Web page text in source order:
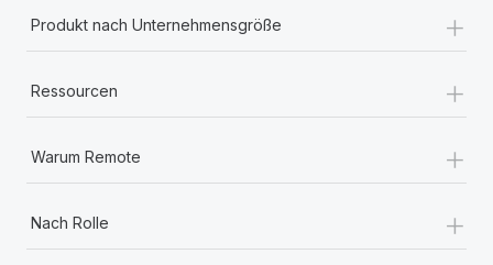
Produkt nach Unternehmensgröße +
Ressourcen +
Warum Remote +
Nach Rolle +